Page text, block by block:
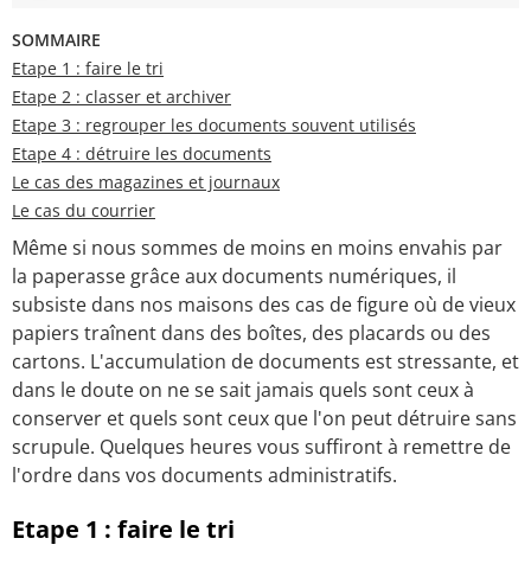
SOMMAIRE
Etape 1 : faire le tri
Etape 2 : classer et archiver
Etape 3 : regrouper les documents souvent utilisés
Etape 4 : détruire les documents
Le cas des magazines et journaux
Le cas du courrier
Même si nous sommes de moins en moins envahis par
la paperasse grâce aux documents numériques, il
subsiste dans nos maisons des cas de figure où de vieux
papiers traînent dans des boîtes, des placards ou des
cartons. L'accumulation de documents est stressante, et
dans le doute on ne se sait jamais quels sont ceux à
conserver et quels sont ceux que l'on peut détruire sans
scrupule. Quelques heures vous suffiront à remettre de
l'ordre dans vos documents administratifs.
Etape 1 : faire le tri